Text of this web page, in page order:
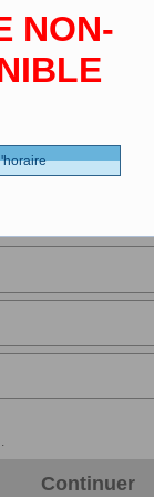
Continuer
NON-